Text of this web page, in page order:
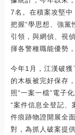
7名。在積案攻堅
把握“學思想、強黨
引領，與網偵、視
揮各警種職能優勢
今年1月，江漢破
的木板被完好保存
照“一案一檔”電子
“案件信息全登記、
件痕跡物證開展全
對，為抓人破案提